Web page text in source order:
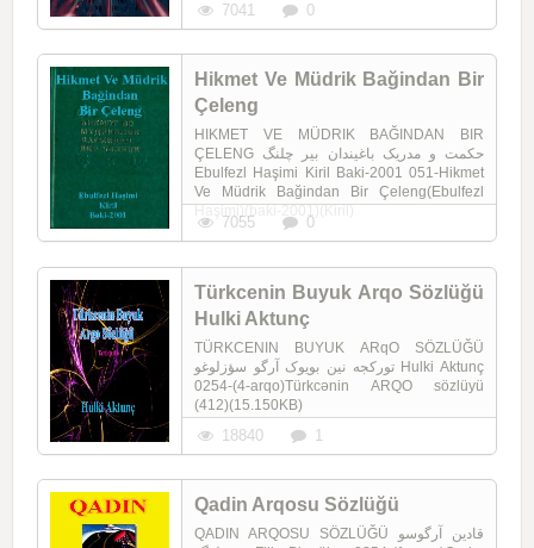
7041 0
Hikmet Ve Müdrik Bağindan Bir
Çeleng
HIKMET VE MÜDRIK BAĞINDAN BIR
ÇELENG حکمت و مدریک باغیندان بیر چلنگ
Ebulfezl Haşimi Kiril Baki-2001 051-Hikmet
Ve Müdrik Bağindan Bir Çeleng(Ebulfezl
7055 0
Türkcenin Buyuk Arqo Sözlüğü
Hulki Aktunç
TÜRKCENIN BUYUK ARqO SÖZLÜĞÜ
تورکجه نین بویوک آرگو سؤزلوغو Hulki Aktunç
0254-(4-arqo)Türkcənin ARQO sözlüyü
(412)(15.150KB)
18840 1
Qadin Arqosu Sözlüğü
QADIN ARQOSU SÖZLÜĞÜ قادین آرگوسو